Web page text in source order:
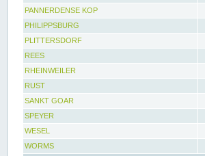
PANNERDENSE KOP
PHILIPPSBURG
PLITTERSDORF
REES
RHEINWEILER
RUST
SANKT GOAR
SPEYER
WESEL
WORMS